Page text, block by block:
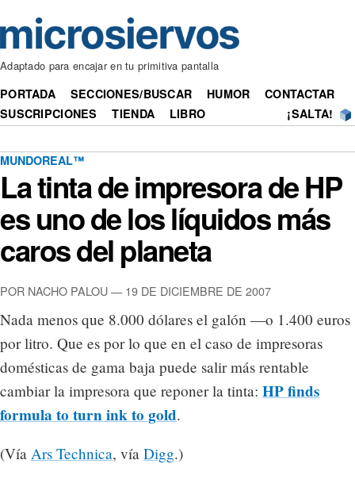
Adaptado para encajar en tu primitiva pantalla
PORTADA SECCIONES/BUSCAR HUMOR
CONTACTAR
SUSCRIPCIONES
TIENDA LIBRO ¡SALTA!
MUNDOREAL™
La tinta de impresora de HP
es uno de los líquidos más
caros del planeta
POR NACHO PALOU — 19 DE DICIEMBRE DE 2007
Nada menos que 8.000 dólares el galón —o 1.400 euros
por litro. Que es por lo que en el caso de impresoras
domésticas de gama baja puede salir más rentable
cambiar la impresora que reponer la tinta: HP finds
formula to turn ink to gold.
(Vía Ars Technica, vía Digg.)